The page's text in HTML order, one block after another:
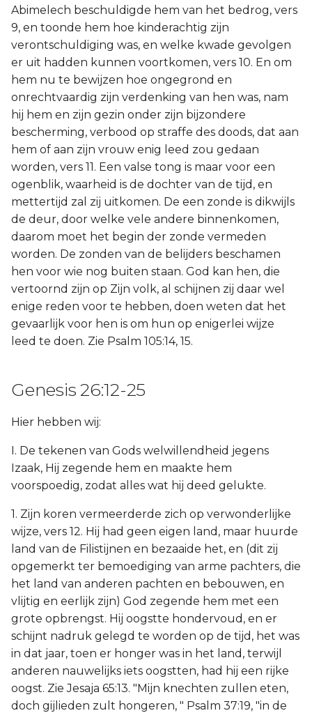
Abimelech beschuldigde hem van het bedrog, vers
9, en toonde hem hoe kinderachtig zijn
verontschuldiging was, en welke kwade gevolgen
er uit hadden kunnen voortkomen, vers 10. En om
hem nu te bewijzen hoe ongegrond en
onrechtvaardig zijn verdenking van hen was, nam
hij hem en zijn gezin onder zijn bijzondere
bescherming, verbood op straffe des doods, dat aan
hem of aan zijn vrouw enig leed zou gedaan
worden, vers 11. Een valse tong is maar voor een
ogenblik, waarheid is de dochter van de tijd, en
mettertijd zal zij uitkomen. De een zonde is dikwijls
de deur, door welke vele andere binnenkomen,
daarom moet het begin der zonde vermeden
worden. De zonden van de belijders beschamen
hen voor wie nog buiten staan. God kan hen, die
vertoornd zijn op Zijn volk, al schijnen zij daar wel
enige reden voor te hebben, doen weten dat het
gevaarlijk voor hen is om hun op enigerlei wijze
leed te doen. Zie Psalm 105:14, 15.
Genesis 26:12-25
Hier hebben wij:
I. De tekenen van Gods welwillendheid jegens
Izaak, Hij zegende hem en maakte hem
voorspoedig, zodat alles wat hij deed gelukte.
1. Zijn koren vermeerderde zich op verwonderlijke
wijze, vers 12. Hij had geen eigen land, maar huurde
land van de Filistijnen en bezaaide het, en (dit zij
opgemerkt ter bemoediging van arme pachters, die
het land van anderen pachten en bebouwen, en
vlijtig en eerlijk zijn) God zegende hem met een
grote opbrengst. Hij oogstte hondervoud, en er
schijnt nadruk gelegd te worden op de tijd, het was
in dat jaar, toen er honger was in het land, terwijl
anderen nauwelijks iets oogstten, had hij een rijke
oogst. Zie Jesaja 65:13. "Mijn knechten zullen eten,
doch gijlieden zult hongeren, " Psalm 37:19, "in de